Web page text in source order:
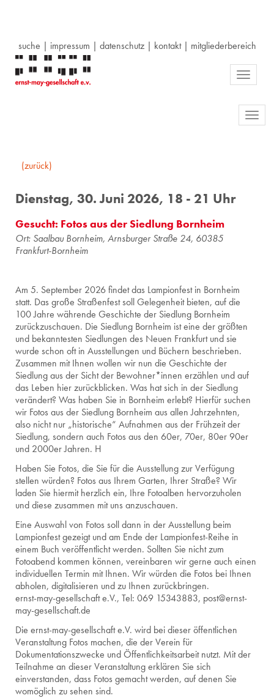
suche | impressum | datenschutz| kontakt| mitgliederbereich
Toggle
(zurück)
Dienstag, 30. Juni 2026, 18 - 21 Uhr
Gesucht: Fotos aus der Siedlung Bornheim
Ort: Saalbau Bornheim, Arnsburger Straße 24, 60385
Frankfurt-Bornheim
Am 5. September 2026 findet das Lampionfest in Bornheim
statt. Das große Straßenfest soll Gelegenheit bieten, auf die
100 Jahre währende Geschichte der Siedlung Bornheim
zurückzuschauen. Die Siedlung Bornheim ist eine der größten
und bekanntesten Siedlungen des Neuen Frankfurt und sie
wurde schon oft in Ausstellungen und Büchern beschrieben.
Zusammen mit Ihnen wollen wir nun die Geschichte der
Siedlung aus der Sicht der Bewohner*innen erzählen und auf
das Leben hier zurückblicken. Was hat sich in der Siedlung
verändert? Was haben Sie in Bornheim erlebt? Hierfür suchen
wir Fotos aus der Siedlung Bornheim aus allen Jahrzehnten,
also nicht nur „historische“ Aufnahmen aus der Frühzeit der
Siedlung, sondern auch Fotos aus den 60er, 70er, 80er 90er
und 2000er Jahren. H
Haben Sie Fotos, die Sie für die Ausstellung zur Verfügung
stellen würden? Fotos aus Ihrem Garten, Ihrer Straße? Wir
laden Sie hiermit herzlich ein, Ihre Fotoalben hervorzuholen
und diese zusammen mit uns anzuschauen.
Eine Auswahl von Fotos soll dann in der Ausstellung beim
Lampionfest gezeigt und am Ende der Lampionfest-Reihe in
einem Buch veröffentlicht werden. Sollten Sie nicht zum
Fotoabend kommen können, vereinbaren wir gerne auch einen
individuellen Termin mit Ihnen. Wir würden die Fotos bei Ihnen
abholen, digitalisieren und zu Ihnen zurückbringen.
ernst-may-gesellschaft e.V., Tel: 069 15343883, post@ernst-
may-gesellschaft.de
Die ernst-may-gesellschaft e.V. wird bei dieser öffentlichen
Veranstaltung Fotos machen, die der Verein für
Dokumentationszwecke und Öffentlichkeitsarbeit nutzt. Mit der
Teilnahme an dieser Veranstaltung erklären Sie sich
einverstanden, dass Fotos gemacht werden, auf denen Sie
womöglich zu sehen sind.